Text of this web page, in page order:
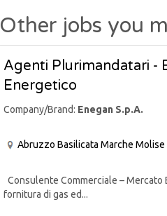
Other jobs you
Agenti Plurimandatari -
Energetico
Company/Brand: Enegan S.p.A.
Abruzzo Basilicata Marche Molise
Consulente Commerciale –
fornitura di gas ed...